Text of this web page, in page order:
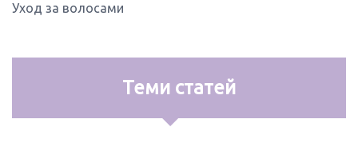
Уход за волосами
Теми статей